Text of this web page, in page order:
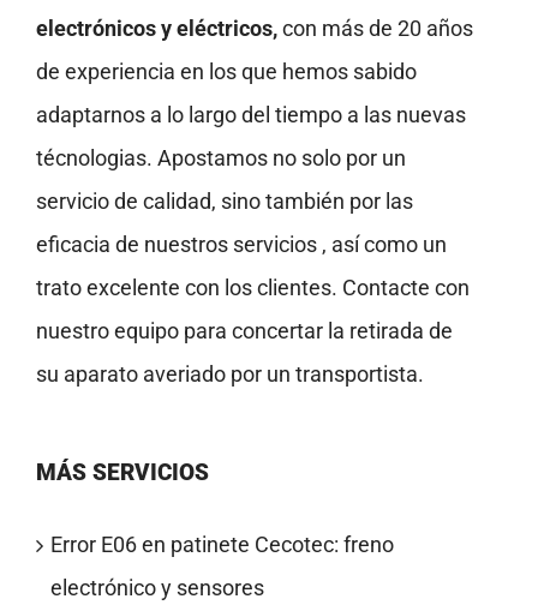
electrónicos y eléctricos,con más de 20 años
de experiencia en los que hemos sabido
adaptarnos a lo largo del tiempo a las nuevas
técnologias. Apostamos no solo por un
servicio de calidad, sino también por las
eficacia de nuestros servicios , así como un
trato excelente con los clientes. Contacte con
nuestro equipo para concertar la retirada de
su aparato averiado por un transportista.
MÁS SERVICIOS
Error E06 en patinete Cecotec: freno
electrónico y sensores